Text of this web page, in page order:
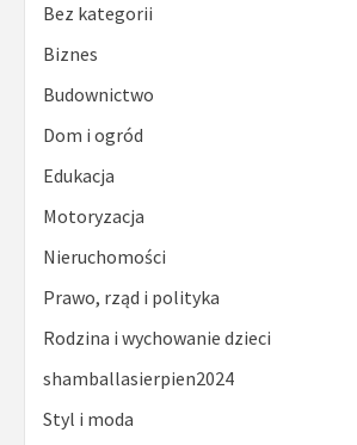
Bez kategorii
Biznes
Budownictwo
Dom i ogród
Edukacja
Motoryzacja
Nieruchomości
Prawo, rząd i polityka
Rodzina i wychowanie dzieci
shamballasierpien2024
Styl i moda